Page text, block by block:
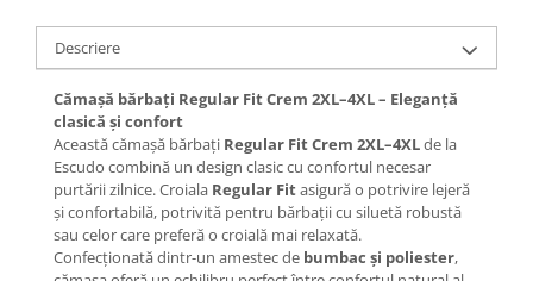
Descriere
Cămașă bărbați Regular Fit Crem 2XL–4XL – Eleganță
clasică și confort
Această cămașă bărbați Regular Fit Crem 2XL–4XLde la
Escudo combină un design clasic cu confortul necesar
purtării zilnice. Croiala Regular Fitasigură o potrivire lejeră
și confortabilă, potrivită pentru bărbații cu siluetă robustă
sau celor care preferă o croială mai relaxată.
Confecționată dintr-un amestec de bumbac și poliester,